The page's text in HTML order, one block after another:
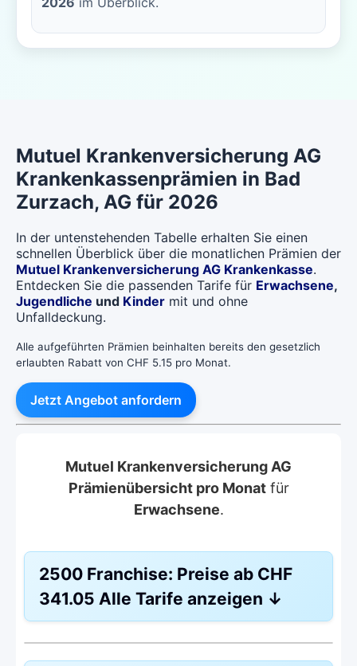
Mutuel Krankenversicherung AG
Krankenkassenprämien in Bad
Zurzach, AG für 2026
In der untenstehenden Tabelle erhalten Sie einen
schnellen Überblick über die monatlichen Prämien der
Mutuel Krankenversicherung AG Krankenkasse.
Entdecken Sie die passenden Tarife für Erwachsene,
Jugendliche und Kinder mit und ohne
Unfalldeckung.
Alle aufgeführten Prämien beinhalten bereits den gesetzlich
erlaubten Rabatt von CHF 5.15 pro Monat.
Jetzt Angebot anfordern
Mutuel Krankenversicherung AG
Prämienübersicht pro Monatfür
Erwachsene.
2500 Franchise: Preise ab CHF
341.05 Alle Tarife anzeigen ↓